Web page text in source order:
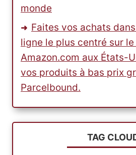
monde
Faites vos achats
ligne le plus centré sur
Amazon.com aux États-
vos produits à bas prix
Parcelbound.
TAG